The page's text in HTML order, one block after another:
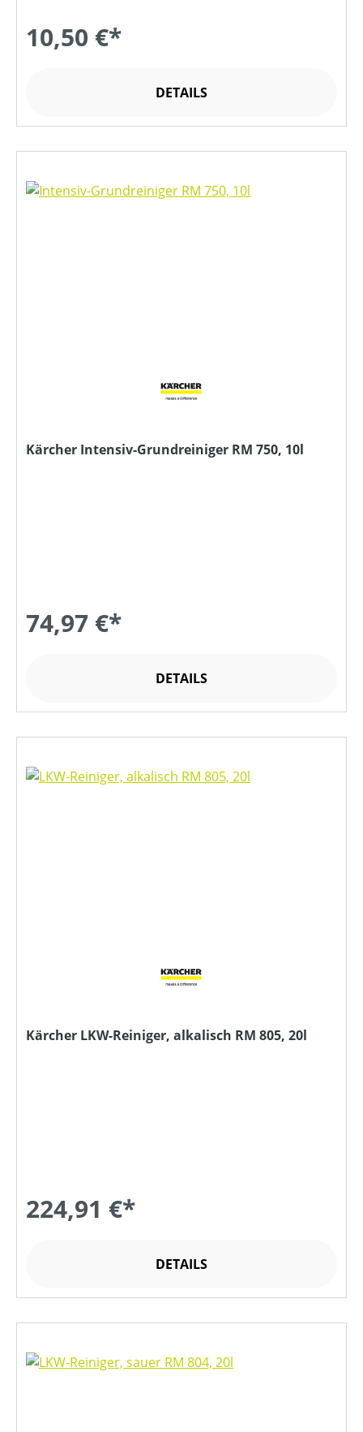
10,50 €*
DETAILS
Kärcher Intensiv-Grundreiniger RM 750, 10l
74,97 €*
DETAILS
Kärcher LKW-Reiniger, alkalisch RM 805, 20l
224,91 €*
DETAILS